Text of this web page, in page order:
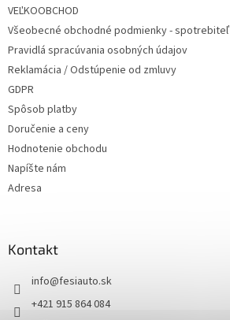
VEĽKOOBCHOD
Všeobecné obchodné podmienky - spotrebiteľ
Pravidlá spracúvania osobných údajov
Reklamácia / Odstúpenie od zmluvy
GDPR
Spôsob platby
Doručenie a ceny
Hodnotenie obchodu
Napíšte nám
Adresa
Kontakt
info@fesiauto.sk
+421 915 864 084